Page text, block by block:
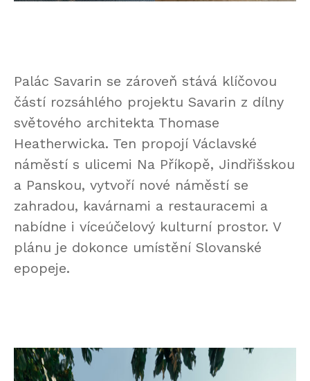
Palác Savarin se zároveň stává klíčovou
částí rozsáhlého projektu Savarin z dílny
světového architekta Thomase
Heatherwicka. Ten propojí Václavské
náměstí s ulicemi Na Příkopě, Jindřišskou
a Panskou, vytvoří nové náměstí se
zahradou, kavárnami a restauracemi a
nabídne i víceúčelový kulturní prostor. V
plánu je dokonce umístění Slovanské
epopeje.